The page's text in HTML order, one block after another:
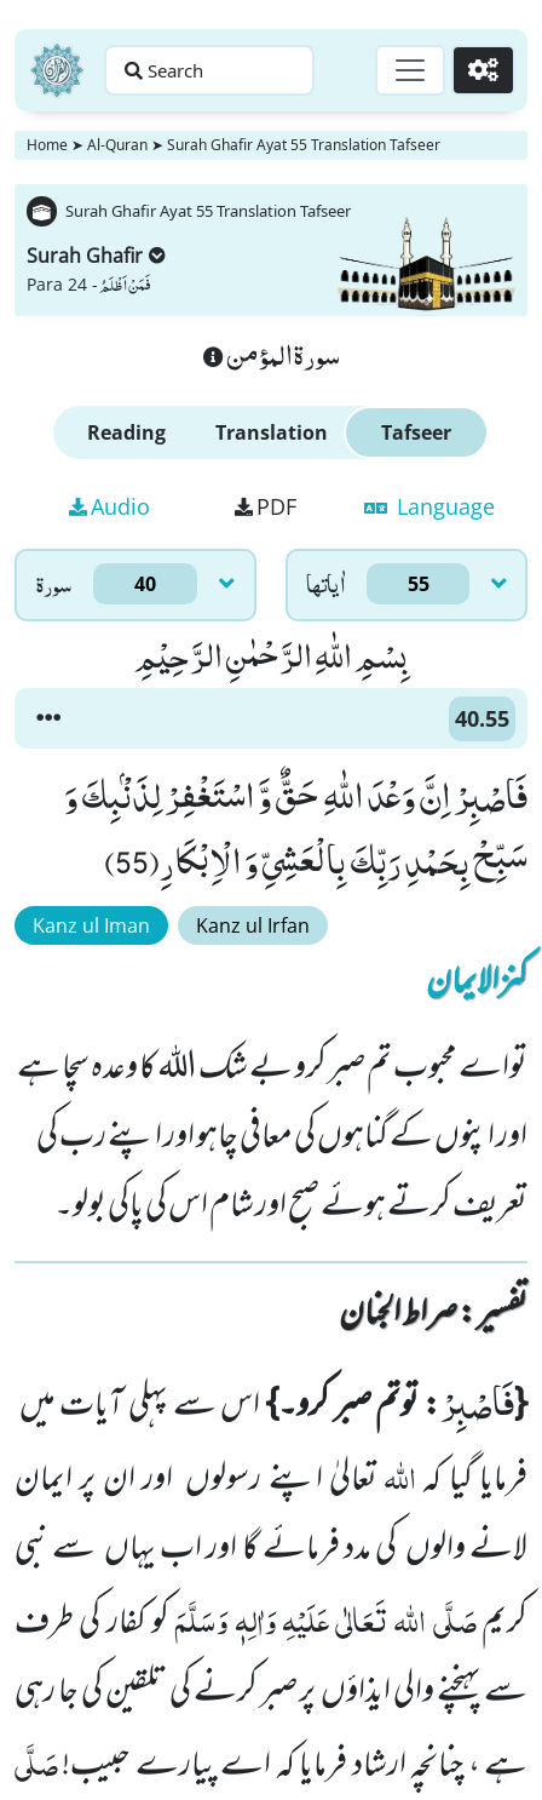
Search Go
Home ➤ Al-Quran ➤ Surah Ghafir Ayat 55 Translation Tafseer
Surah Ghafir Ayat 55 Translation Tafseer
Surah Ghafir
Para 24 -فَمَنْ اَظْلَمُ
سورة المؤمن
Reading Translation Tafseer
Audio PDF Language
سورۃ 40 اٰياتها 55
بِسْمِ اللّٰهِ الرَّحْمٰنِ الرَّحِیْمِ
40.55
فَاصْبِرْ اِنَّ وَعْدَ اللّٰهِ حَقٌّ وَّ اسْتَغْفِرْ لِذَنْۢبِكَ وَ
سَبِّحْ بِحَمْدِ رَبِّكَ بِالْعَشِیِّ وَ الْاِبْكَارِ(55)
Kanz ul Iman Kanz ul Irfan
کنزالایمان
تواے محبوب تم صبر کرو بے شک اللہ کا وعدہ سچا ہے
اور اپنوں کے گناہوں کی معافی چاہو اور اپنے رب کی
تعریف کرتے ہوئے صبح اور شام اس کی پاکی بولو۔
تفسیر : ‎صراط الجنان
{فَاصْبِرْ: توتم صبر کرو۔}اس سے پہلی آیات میں
فرمایا گیا کہاللہتعالیٰ اپنے رسولوں اور ان پر ایمان
لانے والوں کی مددفرمائے گا اور اب یہاں سے نبی
کریمصَلَّی اللہ تَعَالٰی عَلَیْہِ وَاٰلِہٖ وَسَلَّمَکو کفار کی طرف
سے پہنچنے والی ایذاؤںپر صبر کرنے کی تلقین کی جا رہی
ہے ، چنانچہ ارشاد فرمایا کہ اے پیارے حبیب!صَلَّی